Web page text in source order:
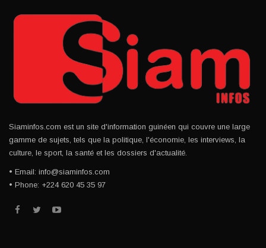
Siaminfos.com est un site d'information guinéen qui couvre une large
gamme de sujets, tels que la politique, l'économie, les interviews, la
culture, le sport, la santé et les dossiers d'actualité.
• Email: info@siaminfos.com
• Phone: +224 620 45 35 97